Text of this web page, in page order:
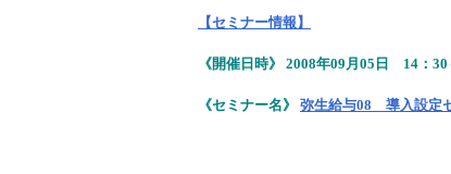
【セミナー情報】
《開催日時》 2008年09月05日 14：30
《セミナー名》 弥生給与08 導入設定